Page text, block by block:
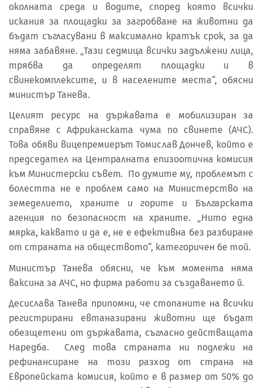
околната среда и водите, според която всички
искания за площадки за загробване на животни да
бъдат съгласувани в максимално кратък срок, за да
няма забавяне. „Тази седмица всички задължени лица,
трябва да определят площадки и в
свинекомплексите, и в населените места“, обясни
министър Танева.
Целият ресурс на държавата е мобилизиран за
справяне с Африканската чума по свинете (АЧС).
Това обяви вицепремиерът Томислав Дончев, който е
председател на Централната епизоотична комисия
към Министерски съвет. По думите му, проблемът с
болестта не е проблем само на Министерство на
земеделието, храните и горите и Българската
агенция по безопасност на храните. „Нито една
мярка, каквато и да е, не е ефективна без разбиране
от страната на обществото“, категоричен бе той.
Министър Танева обясни, че към момента няма
ваксина за АЧС, но фирма работи за създаването й.
Десислава Танева припомни, че стопаните на всички
регистрирани евтаназирани животни ще бъдат
обезщетени от държавата, съгласно действащата
Наредба. След това страната ни подлежи на
рефинансиране на този разход от страна на
Европейската комисия, който е в размер от 50% до